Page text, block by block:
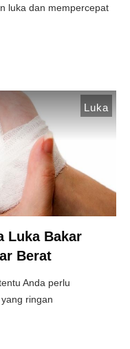
luka dan mempercepat
Luka
Luka Bakar
Berat
Anda perlu
ringan